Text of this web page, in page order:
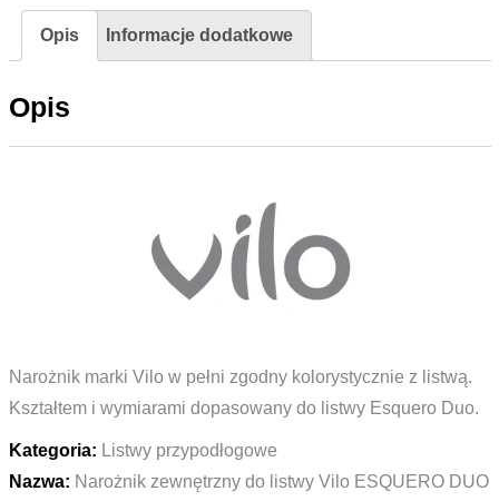
ESQUERO
DUO
Palisander
Opis Informacje dodatkowe
Opis
Narożnik marki Vilo w pełni zgodny kolorystycznie z listwą.
Kształtem i wymiarami dopasowany do listwy Esquero Duo.
Kategoria: Listwy przypodłogowe
Nazwa: Narożnik zewnętrzny do listwy Vilo ESQUERO DUO